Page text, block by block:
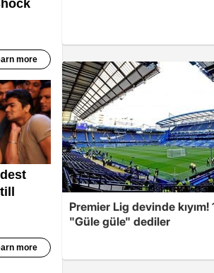
Premier Lig devinde
"Güle güle" dediler